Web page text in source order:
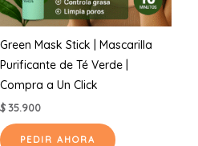
Green Mask Stick | Mascarilla
Purificante de Té Verde |
Compra a Un Click
$35.900
PEDIR AHORA